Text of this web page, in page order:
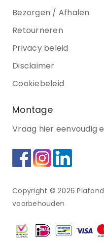
Bezorgen / Afhalen
Retourneren
Privacy beleid
Disclaimer
Cookiebeleid
Montage
Vraag hier eenvoudig
Copyright © 2026
voorbehouden